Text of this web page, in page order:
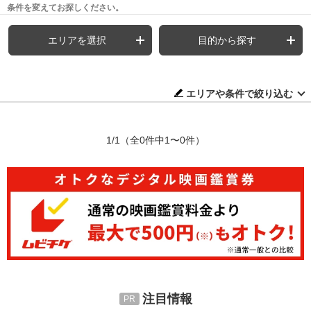
条件を変えてお探しください。
エリアを選択 目的から探す
エリアや条件で絞り込む
1/1 （全0件中1〜0件）
注目情報